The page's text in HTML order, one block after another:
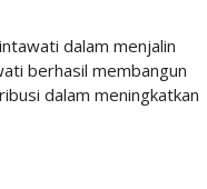
dalam menjalin
berhasil membangun
dalam meningkatkan